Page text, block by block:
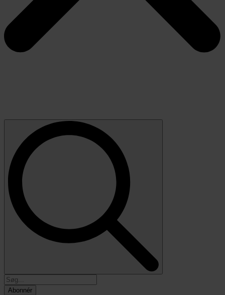
Abonnér